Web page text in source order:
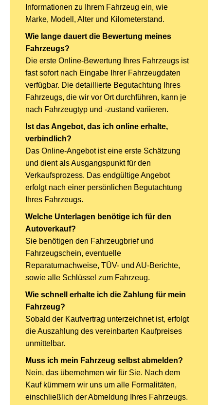
Informationen zu Ihrem Fahrzeug ein, wie
Marke, Modell, Alter und Kilometerstand.
Wie lange dauert die Bewertung meines
Fahrzeugs?
Die erste Online-Bewertung Ihres Fahrzeugs ist
fast sofort nach Eingabe Ihrer Fahrzeugdaten
verfügbar. Die detaillierte Begutachtung Ihres
Fahrzeugs, die wir vor Ort durchführen, kann je
nach Fahrzeugtyp und -zustand variieren.
Ist das Angebot, das ich online erhalte,
verbindlich?
Das Online-Angebot ist eine erste Schätzung
und dient als Ausgangspunkt für den
Verkaufsprozess. Das endgültige Angebot
erfolgt nach einer persönlichen Begutachtung
Ihres Fahrzeugs.
Welche Unterlagen benötige ich für den
Autoverkauf?
Sie benötigen den Fahrzeugbrief und
Fahrzeugschein, eventuelle
Reparaturnachweise, TÜV- und AU-Berichte,
sowie alle Schlüssel zum Fahrzeug.
Wie schnell erhalte ich die Zahlung für mein
Fahrzeug?
Sobald der Kaufvertrag unterzeichnet ist, erfolgt
die Auszahlung des vereinbarten Kaufpreises
unmittelbar.
Muss ich mein Fahrzeug selbst abmelden?
Nein, das übernehmen wir für Sie. Nach dem
Kauf kümmern wir uns um alle Formalitäten,
einschließlich der Abmeldung Ihres Fahrzeugs.